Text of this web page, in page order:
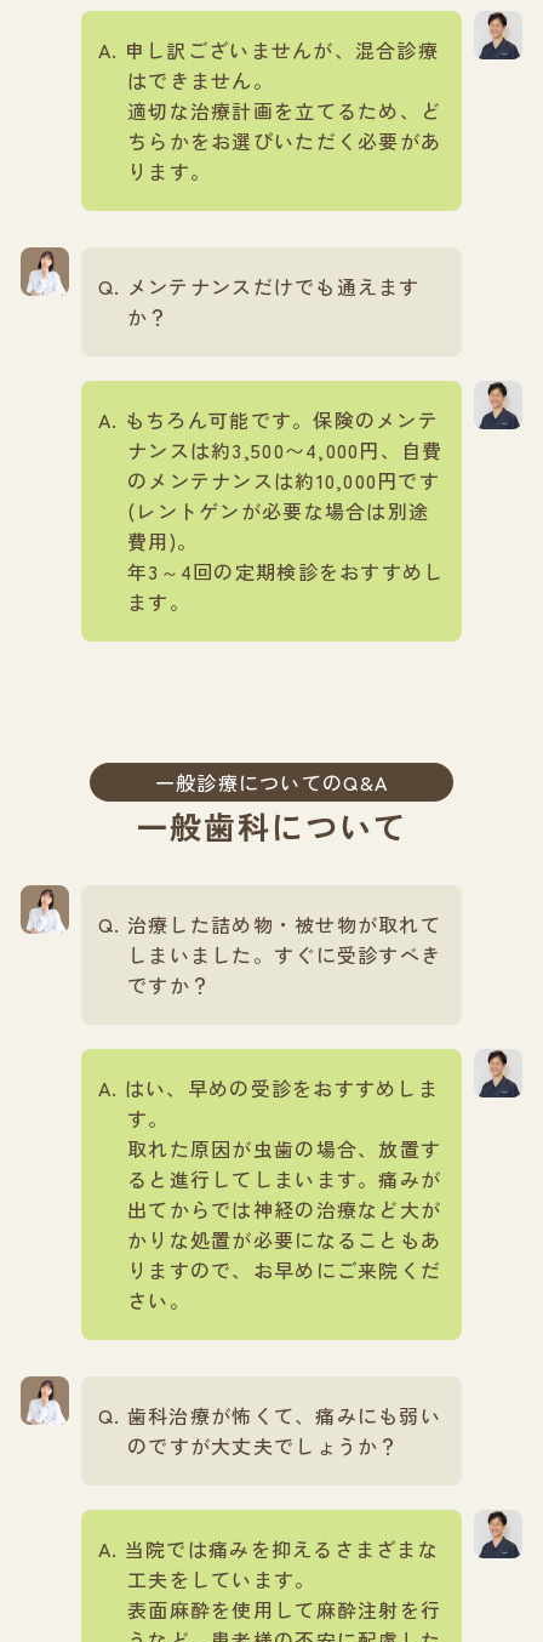
申し訳ございませんが、混合診療
はできません。
適切な治療計画を立てるため、ど
ちらかをお選びいただく必要があ
ります。
メンテナンスだけでも通えます
か？
もちろん可能です。保険のメンテ
ナンスは約3,500〜4,000円、自費
のメンテナンスは約10,000円です
(レントゲンが必要な場合は別途
費用)。
年3～4回の定期検診をおすすめし
ます。
一般診療についてのQ&A
一般歯科について
治療した詰め物・被せ物が取れて
しまいました。すぐに受診すべき
ですか？
はい、早めの受診をおすすめしま
す。
取れた原因が虫歯の場合、放置す
ると進行してしまいます。痛みが
出てからでは神経の治療など大が
かりな処置が必要になることもあ
りますので、お早めにご来院くだ
さい。
歯科治療が怖くて、痛みにも弱い
のですが大丈夫でしょうか？
当院では痛みを抑えるさまざまな
工夫をしています。
表面麻酔を使用して麻酔注射を行